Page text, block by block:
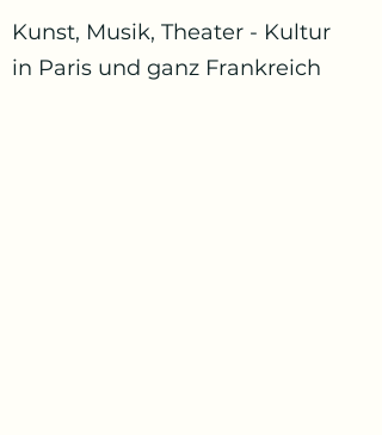
Kunst, Musik, Theater - Kultur
in Paris und ganz Frankreich